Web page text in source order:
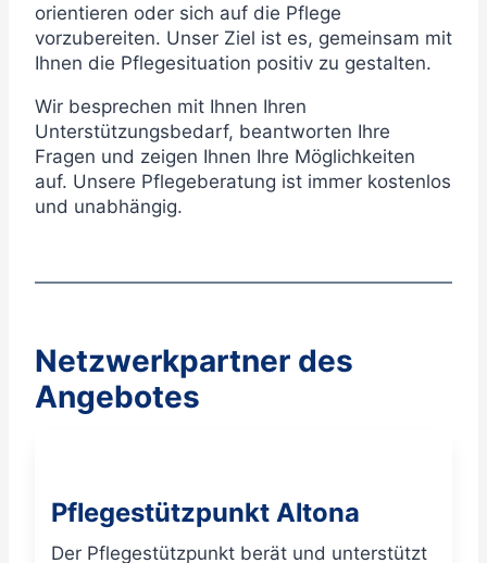
orientieren oder sich auf die Pflege
vorzubereiten. Unser Ziel ist es, gemeinsam mit
Ihnen die Pflegesituation positiv zu gestalten.
Wir besprechen mit Ihnen Ihren
Unterstützungsbedarf, beantworten Ihre
Fragen und zeigen Ihnen Ihre Möglichkeiten
auf. Unsere Pflegeberatung ist immer kostenlos
und unabhängig.
Netzwerkpartner des
Angebotes
Pflegestützpunkt Altona
Der Pflegestützpunkt berät und unterstützt